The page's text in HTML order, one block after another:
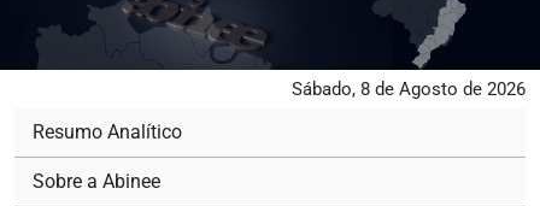
Sábado, 8 de Agosto de 2026
Resumo Analítico
Sobre a Abinee